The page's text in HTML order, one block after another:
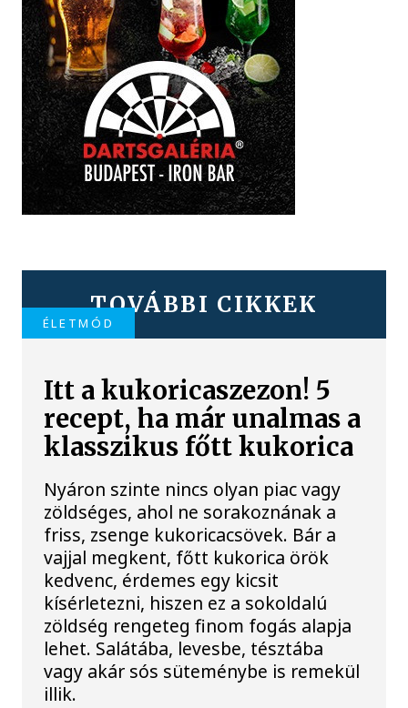
TOVÁBBI CIKKEK
ÉLETMÓD
Itt a kukoricaszezon! 5
recept, ha már unalmas a
klasszikus főtt kukorica
Nyáron szinte nincs olyan piac vagy
zöldséges, ahol ne sorakoznának a
friss, zsenge kukoricacsövek. Bár a
vajjal megkent, főtt kukorica örök
kedvenc, érdemes egy kicsit
kísérletezni, hiszen ez a sokoldalú
zöldség rengeteg finom fogás alapja
lehet. Salátába, levesbe, tésztába
vagy akár sós süteménybe is remekül
illik.